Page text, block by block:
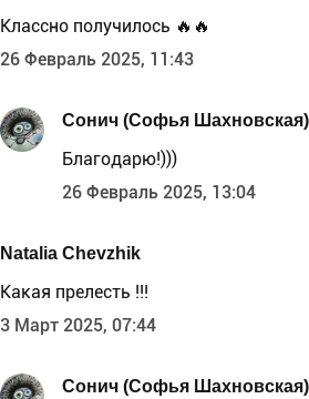
Классно получилось 🔥🔥
26 Февраль 2025, 11:43
Сонич (Софья Шахновская)
Благодарю!)))
26 Февраль 2025, 13:04
Natalia Chevzhik
Какая прелесть !!!
3 Март 2025, 07:44
Сонич (Софья Шахновская)